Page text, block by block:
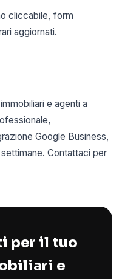
cliccabile, form
aggiornati.
e agenti a
Google Business,
Contattaci per
per il tuo
e